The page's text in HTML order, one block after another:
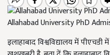
Allahabad University PhD
इलाहाबाद विश्वविद्यालय में